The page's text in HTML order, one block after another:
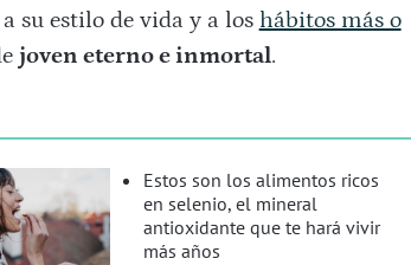
su estilo de vida y a los hábitos más o
joven eterno e inmortal.
Estos son los alimentos ricos
en selenio, el mineral
antioxidante que te hará vivir
más años